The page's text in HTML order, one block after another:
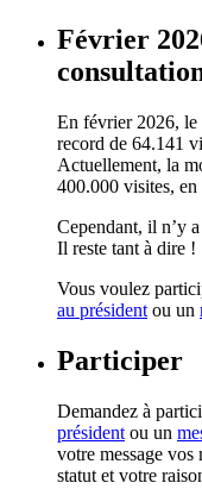
Février
En février 2026, le
record de 64.141
Actuellement, la
400.000 visites, en
Cependant, il n’y
Il reste tant à dire !
Vous voulez
au président ou un
Participer
Demandez à
président ou un
votre message
statut et votre